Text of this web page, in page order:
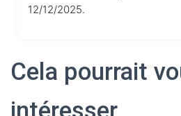
12/12/2025.
Cela pourrait